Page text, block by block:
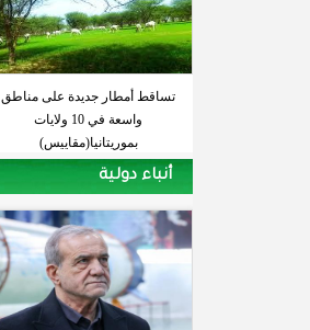
تساقط أمطار جديدة على مناطق
واسعة في 10 ولايات
بموريتانيا(مقاييس)
أنباء دولية